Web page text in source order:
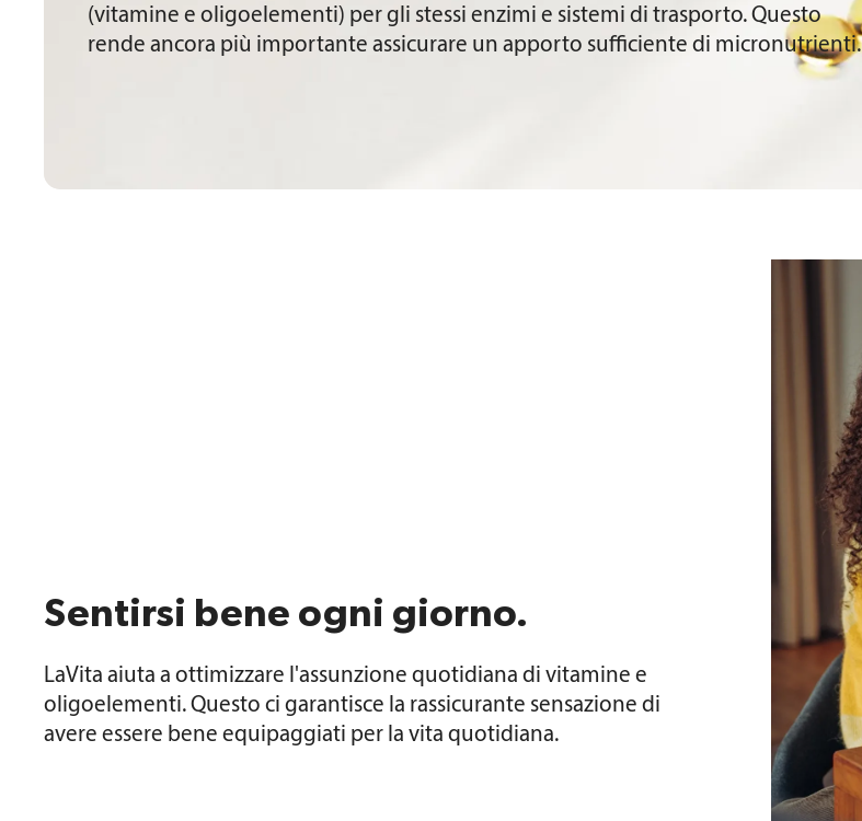
(vitamine e oligoelementi) per gli stessi enzimi e sistemi di trasporto. Questo
rende ancora più importante assicurare un apporto sufficiente di micronutrienti.
Sentirsi bene ogni giorno.
LaVita aiuta a ottimizzare l'assunzione quotidiana di vitamine e
oligoelementi. Questo ci garantisce la rassicurante sensazione di
avere essere bene equipaggiati per la vita quotidiana.